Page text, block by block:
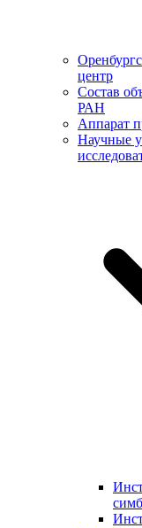
центр
Состав
РАН
Аппарат
Научные